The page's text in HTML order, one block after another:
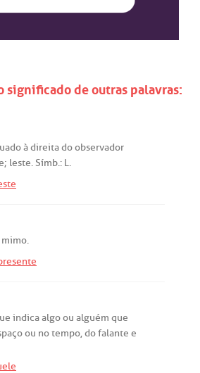
significado de outras palavras:
àdireitadoobservador
; leste.Símb.: L.
mimo.
indicaalgoou alguém que
ou notempo,dofalante e